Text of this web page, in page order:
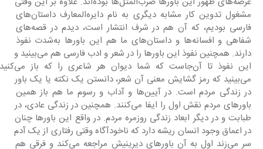
مشغول تدوین کار مشابه دیگری به نام دایره‌المعارف داستان‌های
فارسی بودیم، که آن هم در شرف انتشار است، دیدم در قصه‌های
شفاهی و افسانه‌ها و داستان‌های ما هم این باورها به‌شدت نفوذ
دارند. همچنین نفوذ این باورها را در شعر و ادب فارسی هم می‌بینید و
این نفوذ تا آن‌جاست که شما دیوان هر
می‌بینید که رمز گشایش معنی آن شعر، دانستن یک نکته یا یک باور
در زندگی مردم است. در آیین‌ها و آداب و رسوم ما هم باز همین
باورهای مردم نقش اول را ایفا می‌کنند. همچنین در زندگی عادی، در
طبابت و در دیگر ابعاد زندگی روزمره مردم. در واقع این باورها چنان
در اعماق وجود انسان ریشه دارد که ناخودآگاه وقتی رفتاری از یک آدم
سر می‌زند اول به آن باورهای دیرینیش مراجعه می‌‌کند و فرقی هم